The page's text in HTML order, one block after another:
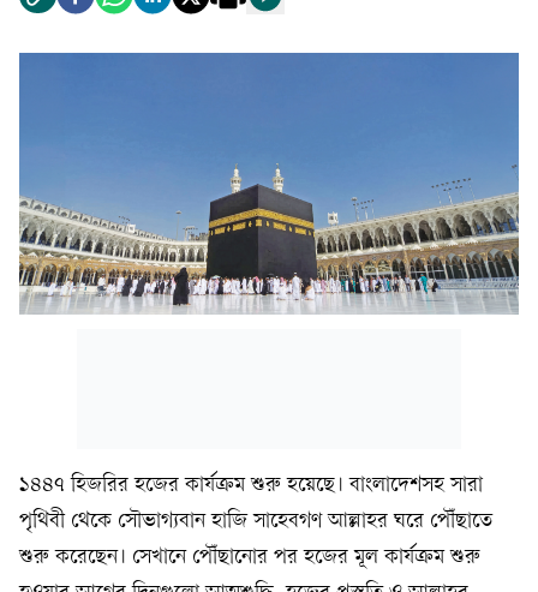
১৪৪৭ হিজরির হজের কার্যক্রম শুরু হয়েছে। বাংলাদেশসহ সারা
পৃথিবী থেকে সৌভাগ্যবান হাজি সাহেবগণ আল্লাহর ঘরে পৌঁছাতে
শুরু করেছেন। সেখানে পৌঁছানোর পর হজের মূল কার্যক্রম শুরু